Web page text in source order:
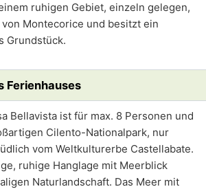
ruhigen Gebiet, einzeln gelegen,
Montecorice und besitzt ein
Grundstück.
Ferienhauses
Bellavista ist für max. 8 Personen und
Cilento-Nationalpark, nur
vom Weltkulturerbe Castellabate.
ruhige Hanglage mit Meerblick
Naturlandschaft. Das Meer mit